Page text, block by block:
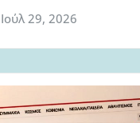
Ιούλ 29, 2026